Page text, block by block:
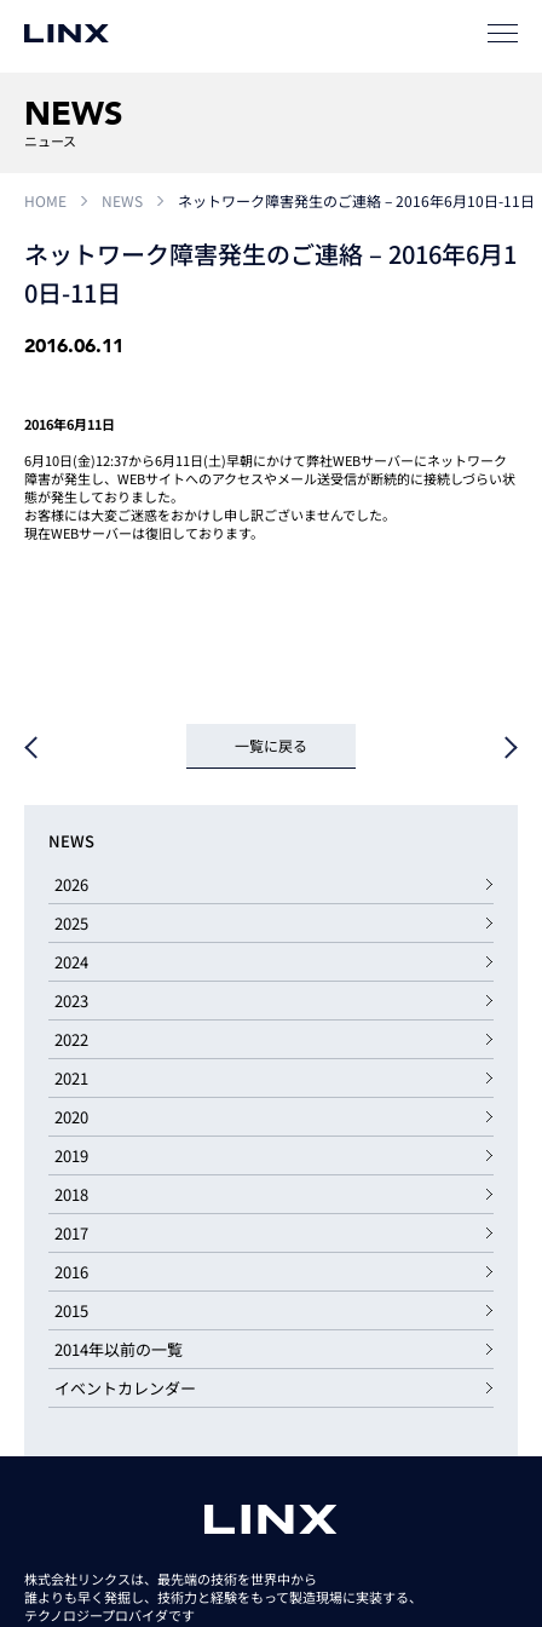
サポート
NEWS
ニュース
HOME NEWS ネットワーク障害発生のご連絡 – 2016年6月10日-11日
ネットワーク障害発生のご連絡 – 2016年6月1
0日-11日
2016.06.11
2016年6月11日
6月10日(金)12:37から6月11日(土)早朝にかけて弊社WEBサーバーにネットワーク
障害が発生し、WEBサイトへのアクセスやメール送受信が断続的に接続しづらい状
態が発生しておりました。
お客様には大変ご迷惑をおかけし申し訳ございませんでした。
現在WEBサーバーは復旧しております。
一覧に戻る
NEWS
2026
2025
2024
2023
2022
2021
2020
2019
2018
2017
2016
2015
2014年以前の一覧
イベントカレンダー
株式会社リンクスは、最先端の技術を世界中から
誰よりも早く発掘し、技術力と経験をもって製造現場に実装する、
テクノロジープロバイダです